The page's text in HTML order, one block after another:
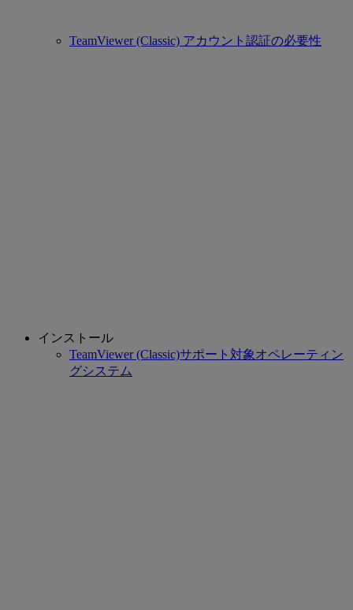
TeamViewer (Classic) アカウント認証の必要性
インストール
TeamViewer (Classic)サポート対象オペレーティン
グシステム